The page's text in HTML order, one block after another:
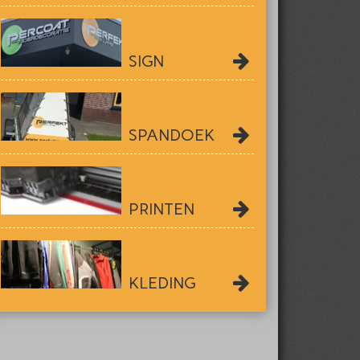
SIGN
SPANDOEK
PRINTEN
KLEDING